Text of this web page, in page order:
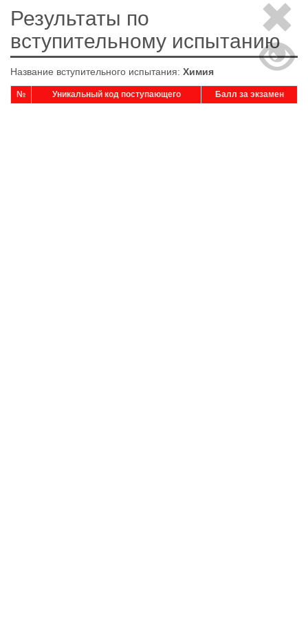
Результаты по
вступительному испытанию
Название вступительного испытания: Химия
№ Уникальный код поступающего Балл за экзамен